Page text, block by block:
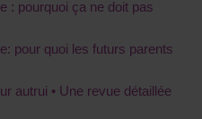
: pourquoi ça ne doit pas
pour quoi les futurs parents
autrui • Une revue détaillée